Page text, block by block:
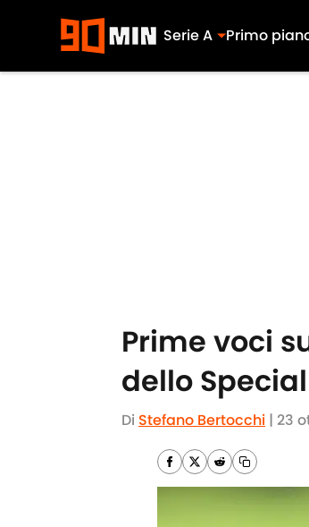
Serie A Primo
Prime voci
dello
Di Stefano Bertocchi | 23